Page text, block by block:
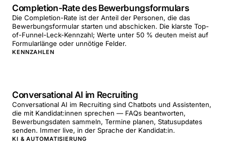
Completion-Rate des Bewerbungsformulars
Die Completion-Rate ist der Anteil der Personen, die das
Bewerbungsformular starten und abschicken. Die klarste Top-
of-Funnel-Leck-Kennzahl; Werte unter 50 % deuten meist auf
Formularlänge oder unnötige Felder.
KENNZAHLEN
Conversational AI im Recruiting
Conversational AI im Recruiting sind Chatbots und Assistenten,
die mit Kandidat:innen sprechen — FAQs beantworten,
Bewerbungsdaten sammeln, Termine planen, Statusupdates
senden. Immer live, in der Sprache der Kandidat:in.
KI & AUTOMATISIERUNG